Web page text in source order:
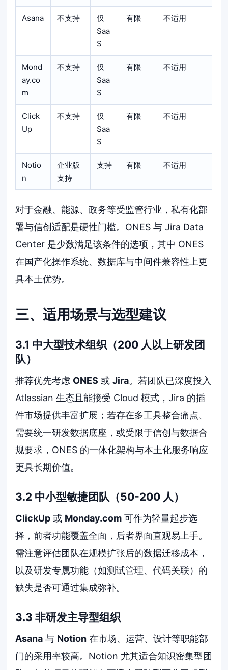
Asana 不支持
仅
Saa
S
有限 不适用
Mond
ay.co
m
不支持
仅
Saa
S
有限 不适用
Click
Up
不支持
仅
Saa
S
有限 不适用
Notio
n
企业版
支持
支持 有限 不适用
对于金融、能源、政务等受监管行业，私有化部
署与信创适配是硬性门槛。ONES 与 Jira Data
Center 是少数满足该条件的选项，其中 ONES
在国产化操作系统、数据库与中间件兼容性上更
具本土优势。
三、适用场景与选型建议
3.1 中大型技术组织（200 人以上研发团
队）
推荐优先考虑 ONES 或Jira。若团队已深度投入
Atlassian 生态且能接受 Cloud 模式，Jira 的插
件市场提供丰富扩展；若存在多工具整合痛点、
需要统一研发数据底座，或受限于信创与数据合
规要求，ONES 的一体化架构与本土化服务响应
更具长期价值。
3.2 中小型敏捷团队（50-200 人）
ClickUp 或 Monday.com 可作为轻量起步选
择，前者功能覆盖全面，后者界面直观易上手。
需注意评估团队在规模扩张后的数据迁移成本，
以及研发专属功能（如测试管理、代码关联）的
缺失是否可通过集成弥补。
3.3 非研发主导型组织
Asana 与 Notion 在市场、运营、设计等职能部
门的采用率较高。Notion 尤其适合知识密集型团